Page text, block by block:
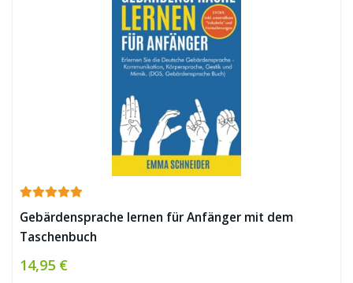
Gebärdensprache lernen für Anfänger mit dem
Taschenbuch
14,95 €